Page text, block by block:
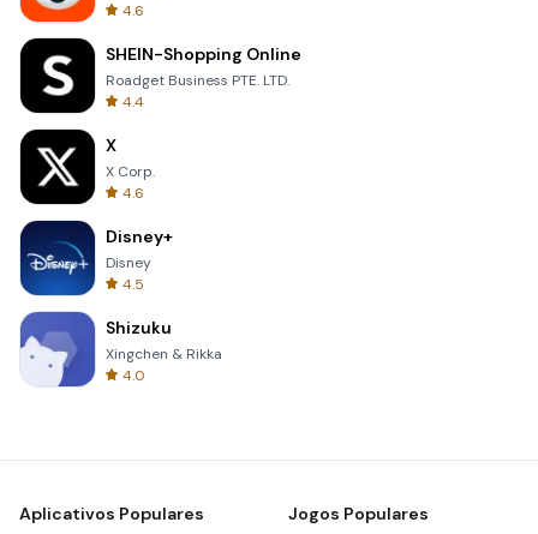
4.6
SHEIN-Shopping Online
Roadget Business PTE. LTD.
4.4
X
X Corp.
4.6
Disney+
Disney
4.5
Shizuku
Xingchen & Rikka
4.0
Aplicativos Populares Jogos Populares